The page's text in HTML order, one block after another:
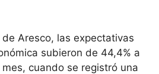
Aresco, las expectativas
subieron de 44,4% a
cuando se registró una